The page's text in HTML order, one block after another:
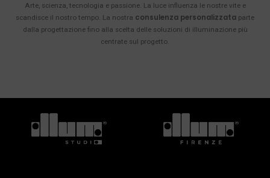
Arte, scienza, tecnologia e passione. La luce influenza le nostre vite e
scandisce il nostro tempo. La nostra consulenza personalizzata parte
dalla progettazione fino alla scelta delle soluzioni di illuminazione più
centrate sul progetto.